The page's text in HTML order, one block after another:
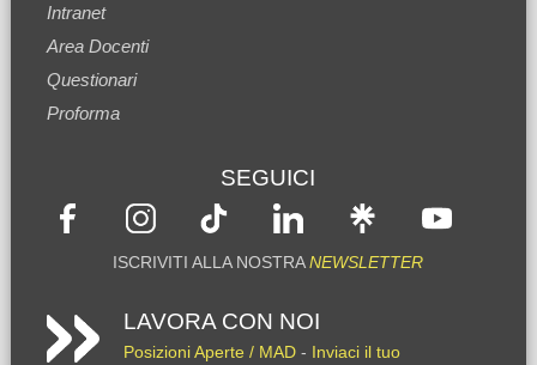
Intranet
Area Docenti
Questionari
Proforma
SEGUICI
ISCRIVITI ALLA NOSTRANEWSLETTER
LAVORA CON NOI
Posizioni Aperte / MAD-
Inviaci il tuo